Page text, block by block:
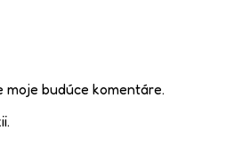
budúce komentáre.